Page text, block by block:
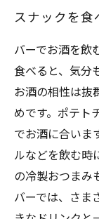
スナックを食
バーでお酒を飲
食べると、気分
お酒の相性は抜
めです。ポテト
でお酒に合いま
ルなどを飲む時
の冷製おつまみ
バーでは、さま